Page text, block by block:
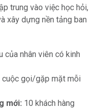
trung vào việc học hỏi,
xây dựng nền tảng ban
của nhân viên có kinh
cuộc gọi/gặp mặt mỗi
mới: 10 khách hàng